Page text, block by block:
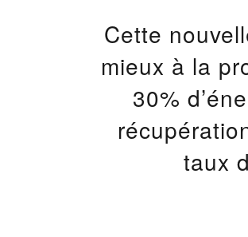
Cette
mieux à la
30%
taux